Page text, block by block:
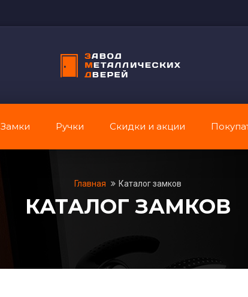
Замки Ручки Скидки и акции
Главная Каталог замков
КАТАЛОГ ЗАМКОВ